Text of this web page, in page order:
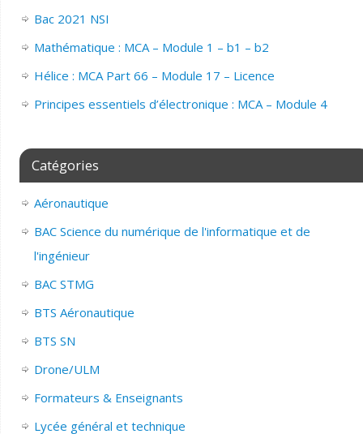
Bac 2021 NSI
Mathématique : MCA – Module 1 – b1 – b2
Hélice : MCA Part 66 – Module 17 – Licence
Principes essentiels d’électronique : MCA – Module 4
Catégories
Aéronautique
BAC Science du numérique de l'informatique et de
l'ingénieur
BAC STMG
BTS Aéronautique
BTS SN
Drone/ULM
Formateurs & Enseignants
Lycée général et technique